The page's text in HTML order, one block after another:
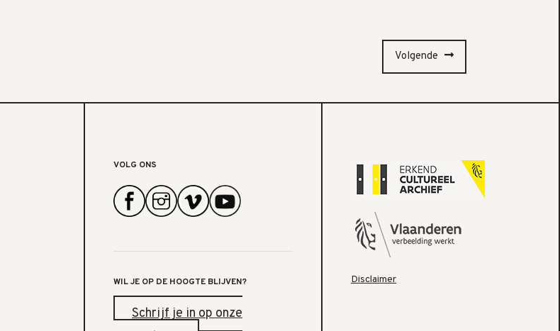
Volgende
VOLG ONS
WIL JE OP DE HOOGTE BLIJVEN?
Schrijf je in op onze
Disclaimer